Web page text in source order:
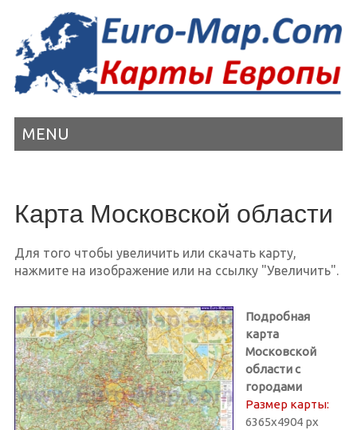
MENU
Карта Московской области
Для того чтобы увеличить или скачать карту,
нажмите на изображение или на ссылку "Увеличить".
Подробная
карта
Московской
области с
городами
Размер карты:
6365х4904 px